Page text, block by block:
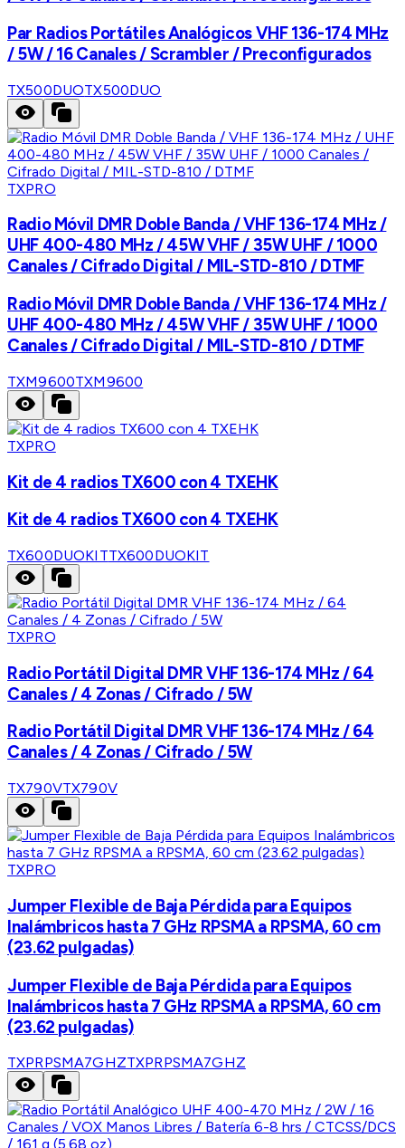
Par Radios Portátiles Analógicos VHF 136-174 MHz
/ 5W / 16 Canales / Scrambler / Preconfigurados
TX500DUOTX500DUO
TXPRO
Radio Móvil DMR Doble Banda / VHF 136-174 MHz /
UHF 400-480 MHz / 45W VHF / 35W UHF / 1000
Canales / Cifrado Digital / MIL-STD-810 / DTMF
Radio Móvil DMR Doble Banda / VHF 136-174 MHz /
UHF 400-480 MHz / 45W VHF / 35W UHF / 1000
Canales / Cifrado Digital / MIL-STD-810 / DTMF
TXM9600TXM9600
TXPRO
Kit de 4 radios TX600 con 4 TXEHK
Kit de 4 radios TX600 con 4 TXEHK
TX600DUOKITTX600DUOKIT
TXPRO
Radio Portátil Digital DMR VHF 136-174 MHz / 64
Canales / 4 Zonas / Cifrado / 5W
Radio Portátil Digital DMR VHF 136-174 MHz / 64
Canales / 4 Zonas / Cifrado / 5W
TX790VTX790V
TXPRO
Jumper Flexible de Baja Pérdida para Equipos
Inalámbricos hasta 7 GHz RPSMA a RPSMA, 60 cm
(23.62 pulgadas)
Jumper Flexible de Baja Pérdida para Equipos
Inalámbricos hasta 7 GHz RPSMA a RPSMA, 60 cm
(23.62 pulgadas)
TXPRPSMA7GHZTXPRPSMA7GHZ